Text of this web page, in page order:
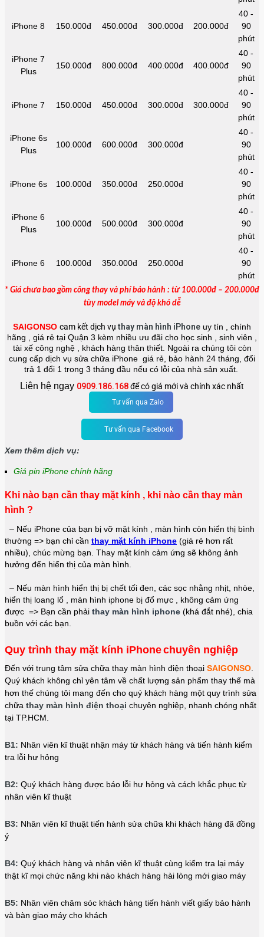
iPhone 8 150.000đ 450.000đ 300.000đ 200.000đ
40 -
90
phút
iPhone 7
Plus
150.000đ 800.000đ 400.000đ 400.000đ
40 -
90
phút
iPhone 7 150.000đ 450.000đ 300.000đ 300.000đ
40 -
90
phút
iPhone 6s
Plus
100.000đ 600.000đ 300.000đ
40 -
90
phút
iPhone 6s 100.000đ 350.000đ 250.000đ
40 -
90
phút
iPhone 6
Plus
100.000đ 500.000đ 300.000đ
40 -
90
phút
iPhone 6 100.000đ 350.000đ 250.000đ
40 -
90
phút
* Giá chưa bao gồm công thay và phí bảo hành : từ 100.000đ – 200.000đ
tùy model máy và độ khó dễ
SAIGONSO cam kết dịch vụthay màn hình iPhone uy tín , chính
hãng , giá rẻ tại Quận 3 kèm nhiều ưu đãi cho học sinh , sinh viên ,
tài xế công nghệ , khách hàng thân thiết. Ngoài ra chúng tôi còn
cung cấp dịch vụ sửa chữa iPhone giá rẻ, bảo hành 24 tháng, đổi
trả 1 đổi 1 trong 3 tháng đầu nếu có lỗi của nhà sản xuất.
Liên hệ ngay 0909.186.168để có giá mới và chính xác nhất
Tư vấn qua Zalo
Tư vấn qua Facebook
Xem thêm dịch vụ:
Giá pin iPhone chính hãng
Khi nào bạn cần thay mặt kính , khi nào cần thay màn
hình ?
– Nếu iPhone của bạn bị vỡ mặt kính , màn hình còn hiển thị bình
thường => bạn chỉ cần thay mặt kính iPhone (giá rẻ hơn rất
nhiều), chúc mừng bạn. Thay mặt kính cảm ứng sẽ không ảnh
hưởng đến hiển thị của màn hình.
– Nếu màn hình hiển thị bị chết tối đen, các sọc nhằng nhịt, nhòe,
hiển thị loang lổ , màn hình iphone bị đổ mực , không cảm ứng
được => Bạn cần phải thay màn hình iphone (khá đắt nhé), chia
buồn với các bạn.
Quy trình thay mặt kính iPhonechuyên nghiệp
Đến với trung tâm sửa chữa thay màn hình điện thoại SAIGONSO.
Quý khách không chỉ yên tâm về chất lượng sản phẩm thay thế mà
hơn thế chúng tôi mang đến cho quý khách hàng một quy trình sửa
chữa thay màn hình điện thoại chuyên nghiệp, nhanh chóng nhất
tại TP.HCM.
B1: Nhân viên kĩ thuật nhận máy từ khách hàng và tiến hành kiểm
tra lỗi hư hỏng
B2: Quý khách hàng được báo lỗi hư hỏng và cách khắc phục từ
nhân viên kĩ thuật
B3: Nhân viên kĩ thuật tiến hành sửa chữa khi khách hàng đã đồng
ý
B4: Quý khách hàng và nhân viên kĩ thuật cùng kiểm tra lại máy
thật kĩ mọi chức năng khi nào khách hàng hài lòng mới giao máy
B5: Nhân viên chăm sóc khách hàng tiến hành viết giấy bảo hành
và bàn giao máy cho khách